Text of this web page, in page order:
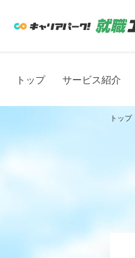
トップ サービス紹介
トップ